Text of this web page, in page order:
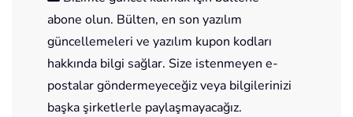
abone olun. Bülten, en son yazılım
güncellemeleri ve yazılım kupon kodları
hakkında bilgi sağlar. Size istenmeyen e-
postalar göndermeyeceğiz veya bilgilerinizi
başka şirketlerle paylaşmayacağız.